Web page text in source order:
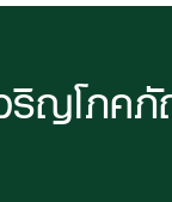
ริญโภค